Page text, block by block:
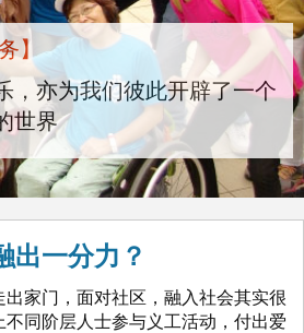
】
，亦为我们彼此开辟了一个
世界
出一分力？
家门，面对社区，融入社会其实很
同阶层人士参与义工活动，付出爱